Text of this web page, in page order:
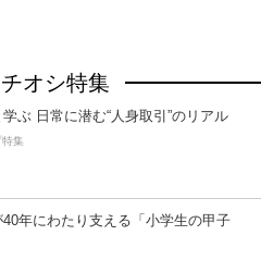
オシ特集
ぶ 日常に潜む“人身取引”のリアル
特集
年にわたり支える「小学生の甲子